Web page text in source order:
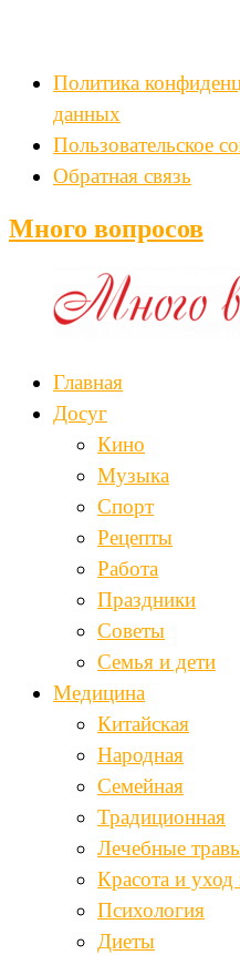
Политика
данных
Пользовательское
Обратная связь
Много вопросов
Главная
Досуг
Кино
Музыка
Спорт
Рецепты
Работа
Праздники
Советы
Семья и дети
Медицина
Китайская
Народная
Семейная
Традиционная
Лечебные
Красота и уход
Психология
Диеты